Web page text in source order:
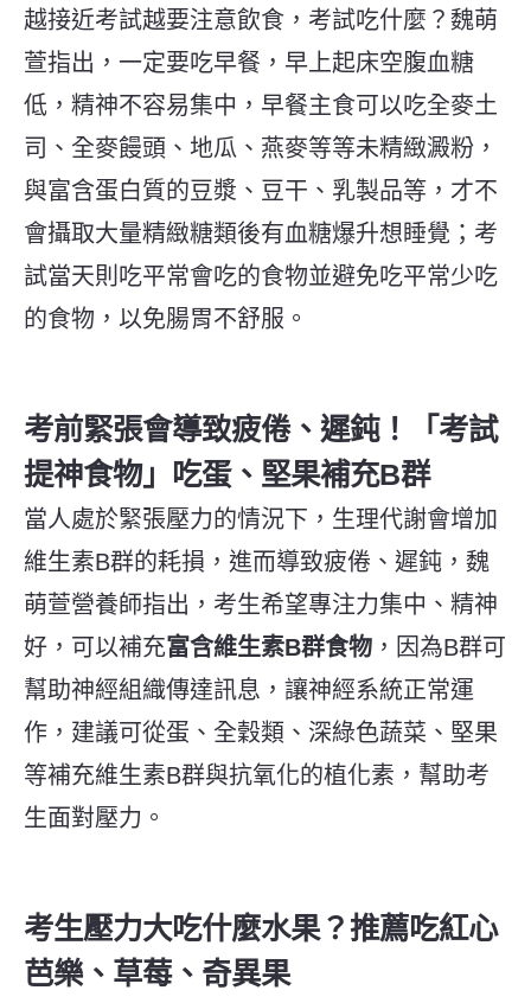
越接近考試越要注意飲食，考試吃什麼？魏萌
萱指出，一定要吃早餐，早上起床空腹血糖
低，精神不容易集中，早餐主食可以吃全麥土
司、全麥饅頭、地瓜、燕麥等等未精緻澱粉，
與富含蛋白質的豆漿、豆干、乳製品等，才不
會攝取大量精緻糖類後有血糖爆升想睡覺；考
試當天則吃平常會吃的食物並避免吃平常少吃
的食物，以免腸胃不舒服。
考前緊張會導致疲倦、遲鈍！「考試
提神食物」吃蛋、堅果補充B群
當人處於緊張壓力的情況下，生理代謝會增加
維生素B群的耗損，進而導致疲倦、遲鈍，魏
萌萱營養師指出，考生希望專注力集中、精神
好，可以補充富含維生素B群食物 ，因為B群可
幫助神經組織傳達訊息，讓神經系統正常運
作，建議可從蛋、全穀類、深綠色蔬菜、堅果
等補充維生素B群與抗氧化的植化素，幫助考
生面對壓力。
考生壓力大吃什麼水果？推薦吃紅心
芭樂、草莓、奇異果